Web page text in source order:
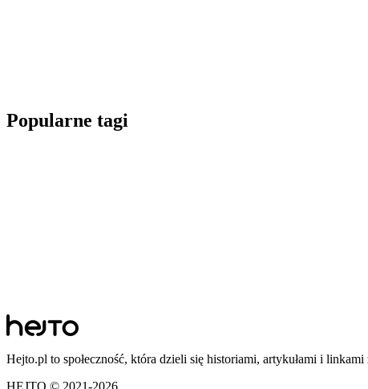
Popularne tagi
Hejto.pl to społeczność, która dzieli się historiami, artykułami i